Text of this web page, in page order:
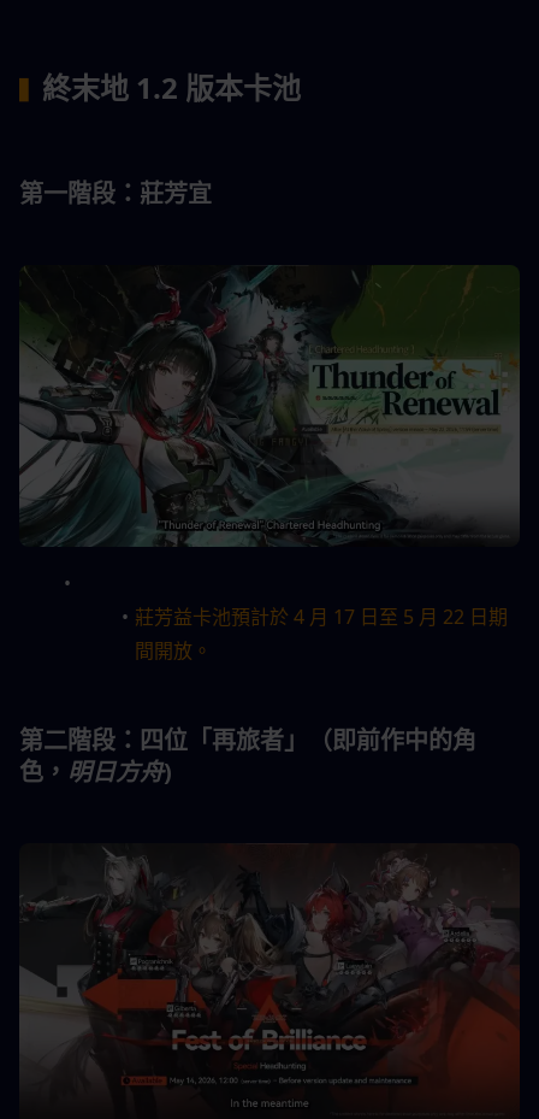
終末地 1.2 版本卡池
第一階段：莊芳宜
莊芳益卡池預計於 4 月 17 日至 5 月 22 日期
間開放。
第二階段：四位「再旅者」（即前作中的角
色， 明日方舟)